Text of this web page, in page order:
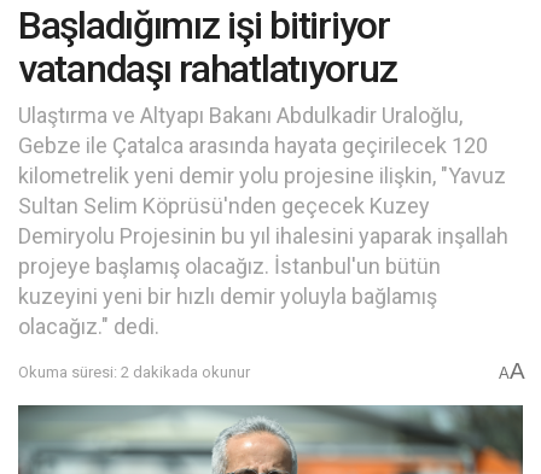
Başladığımız işi bitiriyor
vatandaşı rahatlatıyoruz
Ulaştırma ve Altyapı Bakanı Abdulkadir Uraloğlu,
Gebze ile Çatalca arasında hayata geçirilecek 120
kilometrelik yeni demir yolu projesine ilişkin, "Yavuz
Sultan Selim Köprüsü'nden geçecek Kuzey
Demiryolu Projesinin bu yıl ihalesini yaparak inşallah
projeye başlamış olacağız. İstanbul'un bütün
kuzeyini yeni bir hızlı demir yoluyla bağlamış
olacağız." dedi.
Okuma süresi: 2 dakikada okunur AA